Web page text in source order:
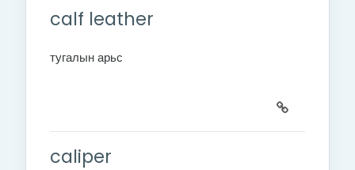
calf leather
тугалын арьс
caliper